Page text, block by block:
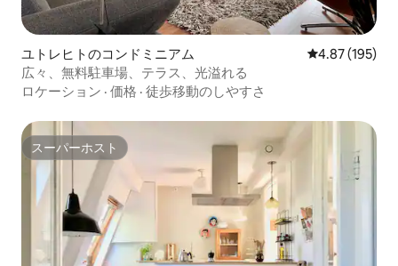
ユトレヒトのコンドミニアム レビュー195
4.87 (195)
広々、無料駐車場、テラス、光溢れる
ロケーション · 価格 · 徒歩移動のしやすさ
スーパーホスト
スーパーホスト